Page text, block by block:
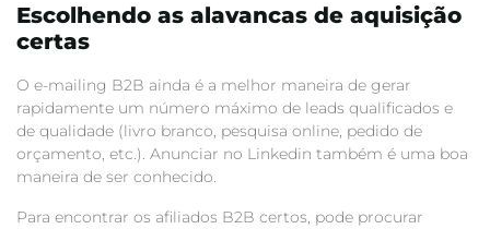
Escolhendo as alavancas de aquisição
certas
O e-mailing B2B ainda é a melhor maneira de gerar
rapidamente um número máximo de leads qualificados e
de qualidade (livro branco, pesquisa online, pedido de
orçamento, etc.). Anunciar no Linkedin também é uma boa
maneira de ser conhecido.
Para encontrar os afiliados B2B certos, pode procurar